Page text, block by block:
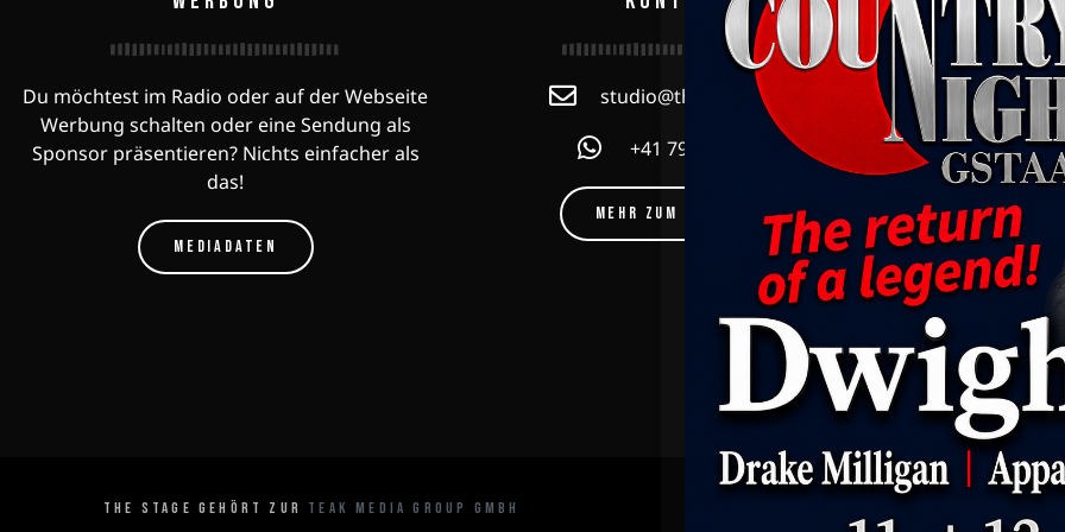
Du möchtest im Radio oder auf der Webseite
Werbung schalten oder eine Sendung als
Sponsor präsentieren? Nichts einfacher als
das!
MEDIADATEN
studio@thestage.radio
+41 79 815 14 13
MEHR ZUM EMPFANG
Mehr als
Community!
erhältst du
Country,
eine
THE STAGE GEHÖRT ZUR TEAK MEDIA GROUP GMBH IMPRESSUM